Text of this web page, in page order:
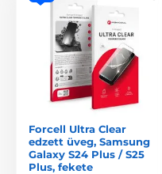
Forcell Ultra Clear
edzett üveg, Samsung
Galaxy S24 Plus / S25
Plus, fekete